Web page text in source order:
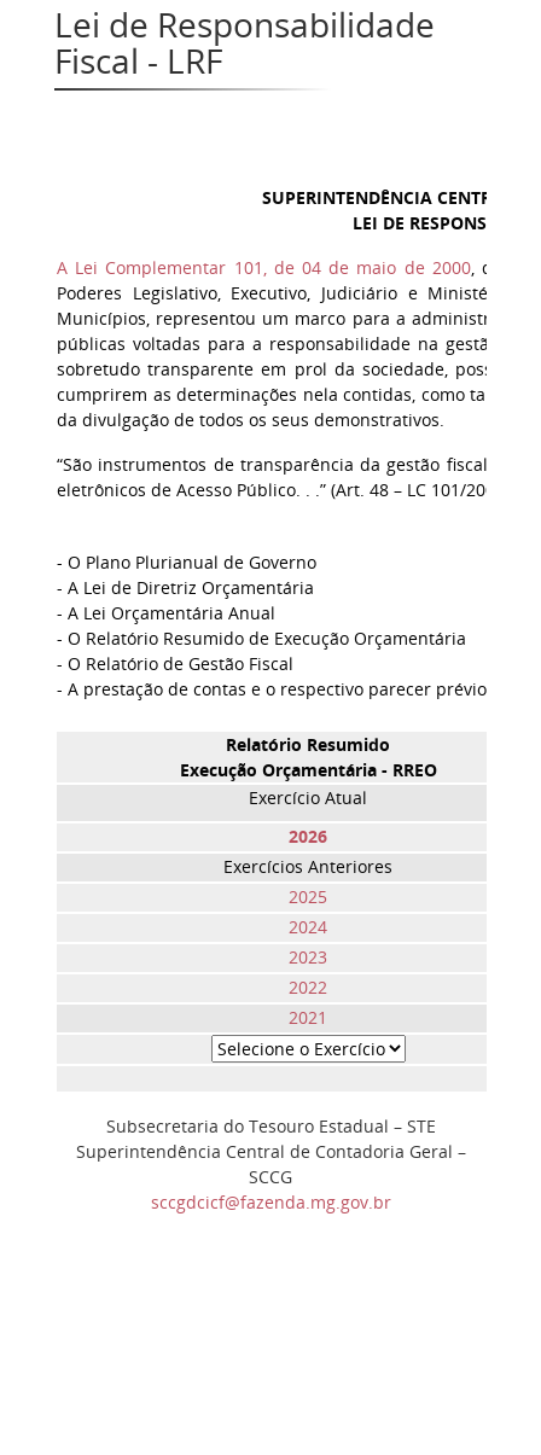
Lei de Responsabilidade
Fiscal - LRF
SUPERINTENDÊNCIA CENTRAL
LEI DE
A Lei Complementar 101, de 04 de maio de 2000,
Poderes Legislativo, Executivo, Judiciário e Ministério
Municípios, representou um marco para a
públicas voltadas para a responsabilidade na gestão
sobretudo transparente em prol da sociedade,
cumprirem as determinações nela contidas, como
da divulgação de todos os seus demonstrativos.
“São instrumentos de transparência da gestão fiscal,
eletrônicos de Acesso Público. . .” (Art. 48 – LC 101/2000):
- O Plano Plurianual de Governo
- A Lei de Diretriz Orçamentária
- A Lei Orçamentária Anual
- O Relatório Resumido de Execução Orçamentária
- O Relatório de Gestão Fiscal
- A prestação de contas e o respectivo parecer prévio
Relatório Resumido
Execução Orçamentária - RREO
Exercício Atual
2026
Exercícios Anteriores
2025
2024
2023
2022
2021
Subsecretaria do Tesouro Estadual – STE
Superintendência Central de Contadoria Geral –
SCCG
sccgdcicf@fazenda.mg.gov.br